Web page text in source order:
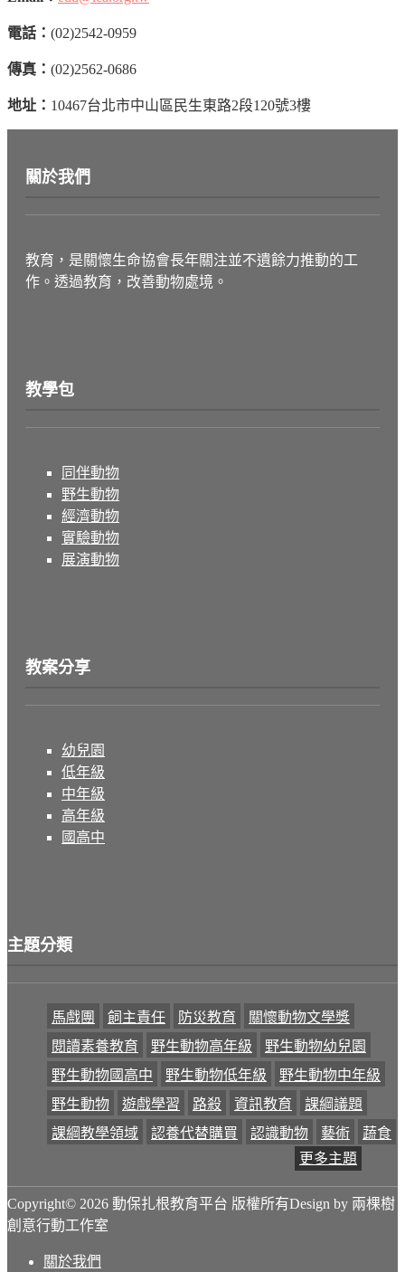
電話： (02)2542-0959
傳真： (02)2562-0686
地址： 10467台北市中山區民生東路2段120號3樓
關於我們
教育，是關懷生命協會長年關注並不遺餘力推動的工
作。透過教育，改善動物處境。
教學包
同伴動物
野生動物
經濟動物
實驗動物
展演動物
教案分享
幼兒園
低年級
中年級
高年級
國高中
主題分類
馬戲團 飼主責任 防災教育
關懷動物文學獎
閱讀素養教育
野生動物高年級
野生動物幼兒園
野生動物國高中
野生動物低年級
野生動物中年級
野生動物
遊戲學習 路殺 資訊教育
課綱議題
課綱教學領域
認養代替購買 認識動物 藝術
蔬食
更多主題
Copyright© 2026 動保扎根教育平台 版權所有Design by 兩棵樹
創意行動工作室
關於我們